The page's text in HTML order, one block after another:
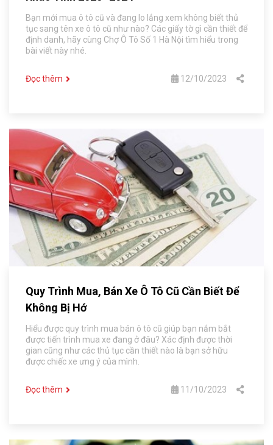
Bạn mới mua ô tô cũ và đang lo lắng xem không biết thủ
tục sang tên xe ô tô cũ như nào? Các giấy tờ gì cần thiết để
định danh, hãy cùng Chợ Ô Tô Số 1 Hà Nội tìm hiểu trong
bài viết này nhé.
Đọc thêm 12/10/2023
Quy Trình Mua, Bán Xe Ô Tô Cũ Cần Biết Để
Không Bị Hớ
Hiểu được quy trình mua bán ô tô cũ giúp bạn nắm bắt
được tiến trình mua xe đang ở đâu? Xác định được thời
gian cũng như các thủ tục cần thiết nào là bạn sở hữu
được chiếc xe ưng ý của mình.
Đọc thêm 11/10/2023